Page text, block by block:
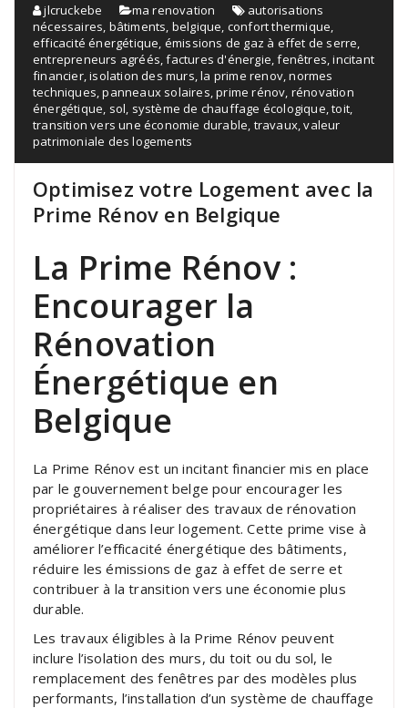
jlcruckebe ma renovation
autorisations
nécessaires, bâtiments, belgique, confort thermique,
efficacité énergétique, émissions de gaz à effet de serre,
entrepreneurs agréés,factures d'énergie,fenêtres,incitant
financier,isolation des murs,la prime renov,normes
techniques,panneaux solaires,prime rénov, rénovation
énergétique, sol, système de chauffage écologique,toit,
transition vers une économie durable, travaux,valeur
patrimoniale des logements
Optimisez votre Logement avec la
Prime Rénov en Belgique
La Prime Rénov :
Encourager la
Rénovation
Énergétique en
Belgique
La Prime Rénov est un incitant financier mis en place
par le gouvernement belge pour encourager les
propriétaires à réaliser des travaux de rénovation
énergétique dans leur logement. Cette prime vise à
améliorer l’efficacité énergétique des bâtiments,
réduire les émissions de gaz à effet de serre et
contribuer à la transition vers une économie plus
durable.
Les travaux éligibles à la Prime Rénov peuvent
inclure l’isolation des murs, du toit ou du sol, le
remplacement des fenêtres par des modèles plus
performants, l’installation d’un système de chauffage